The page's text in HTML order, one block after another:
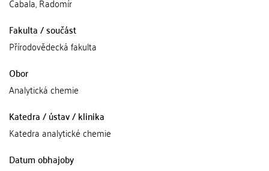
Fakulta / součást
Přírodovědecká fakulta
Obor
Analytická chemie
Katedra / ústav / klinika
Katedra analytické chemie
Datum obhajoby